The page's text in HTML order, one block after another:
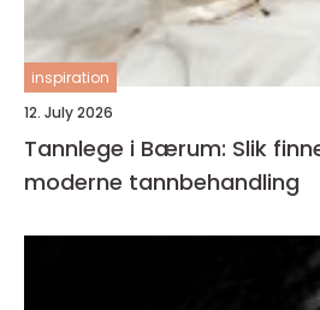
inspiration
12. July 2026
Tannlege i Bærum: Slik
moderne tannbehandling